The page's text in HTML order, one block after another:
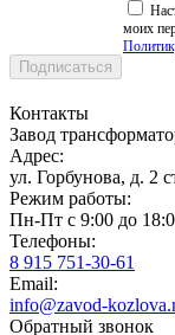
моих
Контакты
Завод
Адрес:
ул. Горбунова, д. 2
Режим работы:
Пн-Пт с 9:00 до
Телефоны:
8 915 751-30-61
Email:
info@zavod-
Обратный звонок